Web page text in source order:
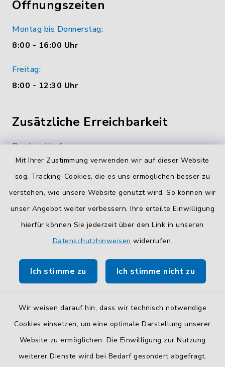
Mit Ihrer Zustimmung verwenden wir auf dieser Website
sog. Tracking-Cookies, die es uns ermöglichen besser zu
verstehen, wie unsere Website genutzt wird. So können wir
unser Angebot weiter verbessern. Ihre erteilte Einwilligung
hierfür können Sie jederzeit über den Link in unseren
Datenschutzhinweisen widerrufen.
Ich stimme zu Ich stimme nicht zu
Wir weisen darauf hin, dass wir technisch notwendige
Cookies einsetzen, um eine optimale Darstellung unserer
Website zu ermöglichen. Die Einwilligung zur Nutzung
weiterer Dienste wird bei Bedarf gesondert abgefragt.
Öffnungszeiten
Montag bis Donnerstag:
8:00 - 16:00 Uhr
Freitag:
8:00 - 12:30 Uhr
Zusätzliche Erreichbarkeit
Durchwahlrufnummern
Die Durchwahlrufnummern unserer Mitarbeiterinnen
und Mitarbeiter finden Siehier.
Kontaktformular
SicheresKontaktformularmit BayernID verwenden.
So finden Sie uns.